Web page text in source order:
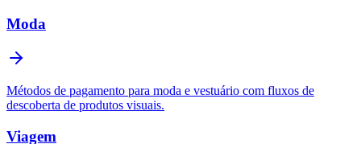
Moda
Métodos de pagamento para moda e vestuário com fluxos de
descoberta de produtos visuais.
Viagem